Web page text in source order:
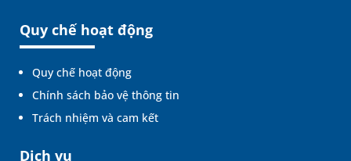
Quy chế hoạt động
Quy chế hoạt động
Chính sách bảo vệ thông tin
Trách nhiệm và cam kết
Dịch vụ